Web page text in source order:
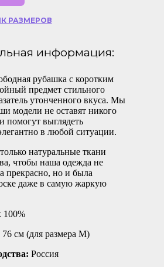
РАЗМЕРОВ
информация:
рубашка с коротким
предмет стильного
утонченного вкуса. Мы
модели не оставят никого
выглядеть
в любой ситуации.
натуральные ткани
чтобы наша одежда не
прекрасно, но и была
даже в самую жаркую
100%
76 см (для размера М)
Россия